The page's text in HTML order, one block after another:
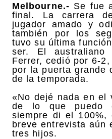
Melbourne.- Se fue
final. La carrera
jugador amado y
también por los
tuvo su última
ser. El
Ferrer, cedió por 6-
por la puerta grande
de la temporada.
«No dejé nada en el
de lo que puedo
siempre di el 100%,
breve entrevista aún
tres hijos.